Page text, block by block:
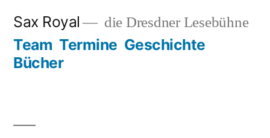
springen
Sax Royal die Dresdner Lesebühne
Team Termine Geschichte
Bücher